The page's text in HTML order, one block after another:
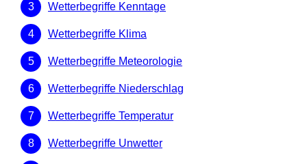
Wetterbegriffe Kenntage
Wetterbegriffe Klima
Wetterbegriffe Meteorologie
Wetterbegriffe Niederschlag
Wetterbegriffe Temperatur
Wetterbegriffe Unwetter